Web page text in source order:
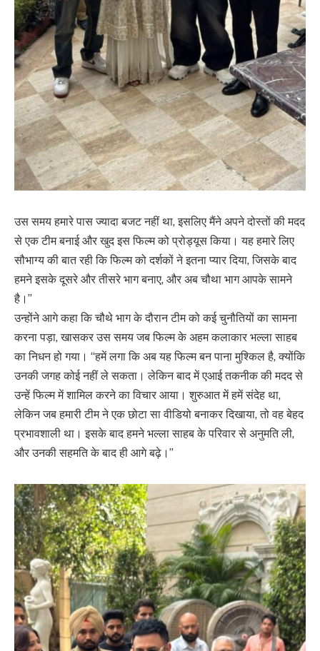
उस समय हमारे पास ज्यादा बजट नहीं था, इसलिए मैंने अपने दोस्तों की मदद
से एक टीम बनाई और खुद इस फिल्म को प्रोड्यूस किया। यह हमारे लिए
सौभाग्य की बात रही कि फिल्म को दर्शकों ने इतना प्यार दिया, जिसके बाद
हमने इसके दूसरे और तीसरे भाग बनाए, और अब चौथा भाग आपके सामने
है।”
उन्होंने आगे कहा कि चौथे भाग के दौरान टीम को कई चुनौतियों का सामना
करना पड़ा, खासकर उस समय जब फिल्म के अहम कलाकार भल्ला साहब
का निधन हो गया। “हमें लगा कि अब यह फिल्म बन पाना मुश्किल है, क्योंकि
उनकी जगह कोई नहीं ले सकता। लेकिन बाद में एआई तकनीक की मदद से
उन्हें फिल्म में शामिल करने का विचार आया। शुरुआत में हमें संदेह था,
लेकिन जब हमारी टीम ने एक छोटा सा वीडियो बनाकर दिखाया, तो वह बेहद
प्रभावशाली था। इसके बाद हमने भल्ला साहब के परिवार से अनुमति ली,
और उनकी सहमति के बाद ही आगे बढ़े।”